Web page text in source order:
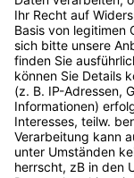
Digital Bash ist
…
… die größte Event-
Reihe der
Digitalbranche
(bezogen auf die
Anzahl der jährlichen